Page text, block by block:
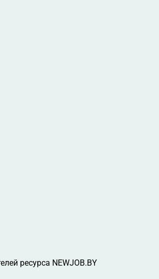
ресурса NEWJOB.BY